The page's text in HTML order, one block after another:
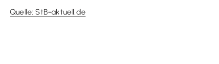
Quelle: StB-aktuell.de